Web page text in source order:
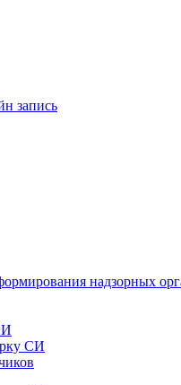
запись
надзорных
СИ